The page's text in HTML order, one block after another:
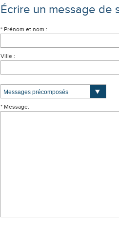
Écrire un message de
* Prénom et nom :
Ville :
* Message: